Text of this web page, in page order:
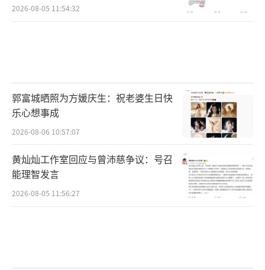
2026-08-05 11:54:32
郭富城晒照为方媛庆生：祝老婆生日快
乐心想事成
2026-08-06 10:57:07
黄灿灿工作室回应与曾沛慈争议：号召
能理智发言
2026-08-05 11:56:27